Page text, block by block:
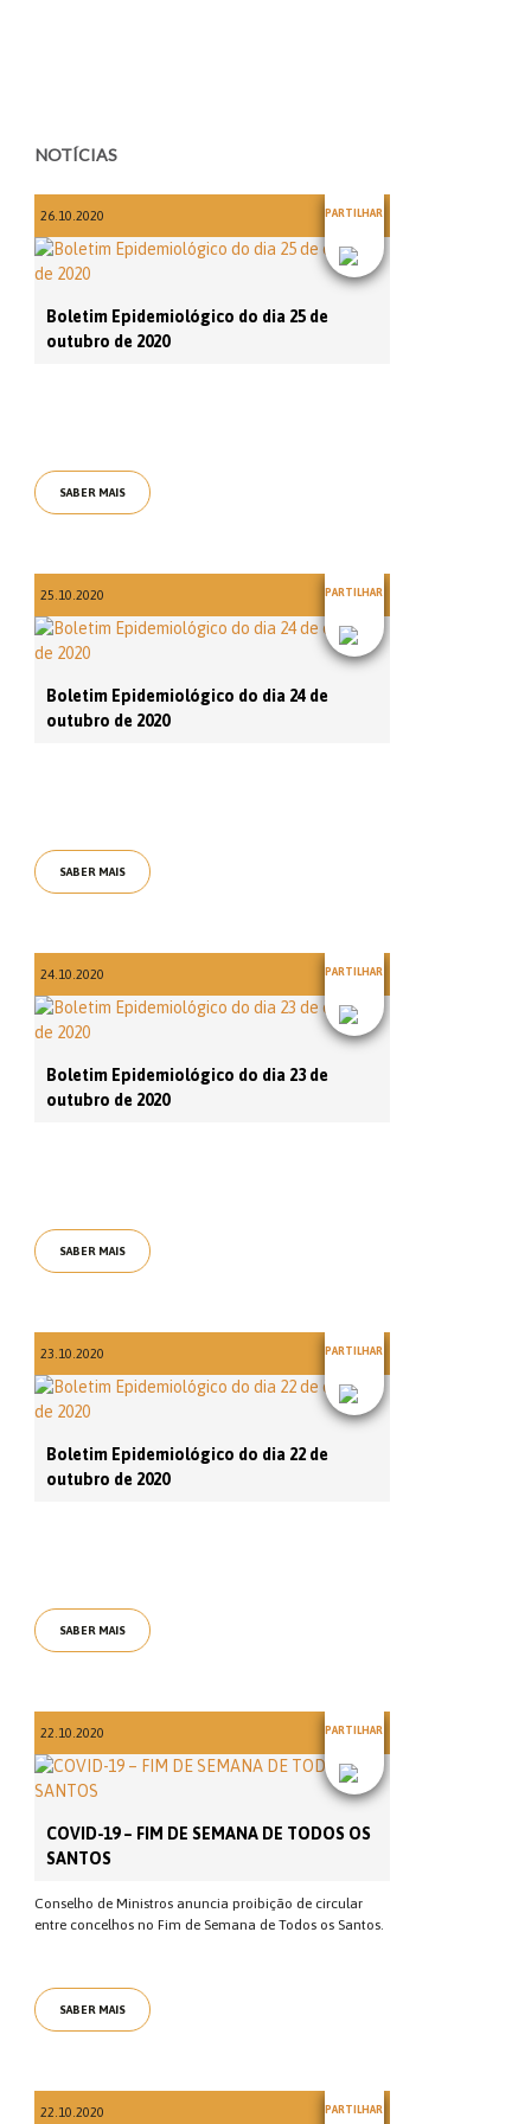
NOTÍCIAS
26.10.2020 PARTILHAR
Boletim Epidemiológico do dia 25 de
outubro de 2020
SABER MAIS
25.10.2020 PARTILHAR
Boletim Epidemiológico do dia 24 de
outubro de 2020
SABER MAIS
24.10.2020 PARTILHAR
Boletim Epidemiológico do dia 23 de
outubro de 2020
SABER MAIS
23.10.2020 PARTILHAR
Boletim Epidemiológico do dia 22 de
outubro de 2020
SABER MAIS
22.10.2020 PARTILHAR
COVID-19 – FIM DE SEMANA DE TODOS OS
SANTOS
Conselho de Ministros anuncia proibição de circular
entre concelhos no Fim de Semana de Todos os Santos.
SABER MAIS
22.10.2020 PARTILHAR